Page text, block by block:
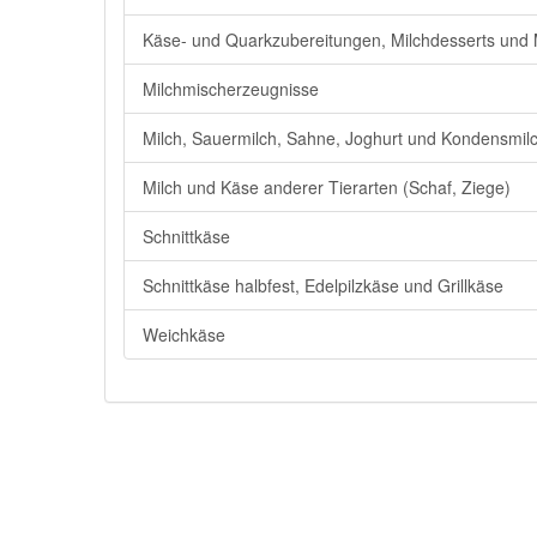
Käse- und Quarkzubereitungen, Milchdesserts und
Milchmischerzeugnisse
Milch, Sauermilch, Sahne, Joghurt und
Milch und Käse anderer Tierarten (Schaf, Ziege)
Schnittkäse
Schnittkäse halbfest, Edelpilzkäse und Grillkäse
Weichkäse